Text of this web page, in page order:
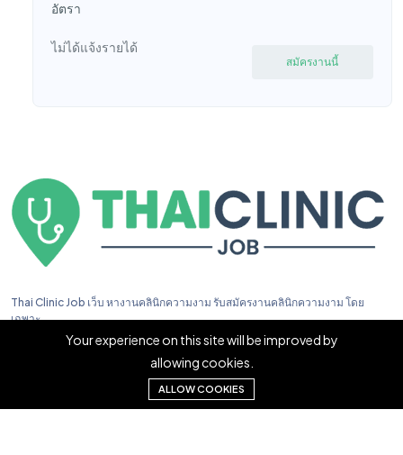
อัตรา
ไม่ได้แจ้งรายได้
สมัครงานนี้
Thai Clinic Job เว็บ หางานคลินิกความงาม รับสมัครงานคลินิกความงาม โดย
เฉพาะ
Your experience on this site will be improved by
allowing cookies.
ALLOW COOKIES